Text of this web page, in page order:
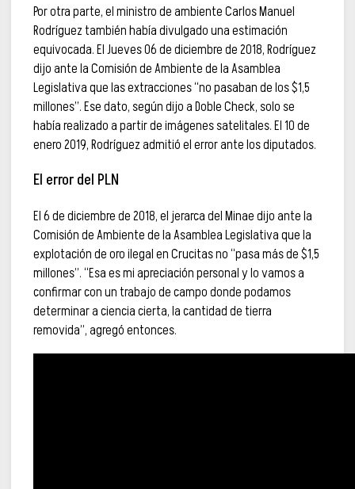
Por otra parte, el ministro de ambiente Carlos Manuel
Rodríguez también había divulgado una estimación
equivocada. El Jueves 06 de diciembre de 2018, Rodríguez
dijo ante la Comisión de Ambiente de la Asamblea
Legislativa que las extracciones “no pasaban de los $1,5
millones”. Ese dato, según dijo a Doble Check, solo se
había realizado a partir de imágenes satelitales. El 10 de
enero 2019, Rodríguez admitió el error ante los diputados.
El error del PLN
El 6 de diciembre de 2018, el jerarca del Minae dijo ante la
Comisión de Ambiente de la Asamblea Legislativa que la
explotación de oro ilegal en Crucitas no “pasa más de $1,5
millones”. “Esa es mi apreciación personal y lo vamos a
confirmar con un trabajo de campo donde podamos
determinar a ciencia cierta, la cantidad de tierra
removida”, agregó entonces.